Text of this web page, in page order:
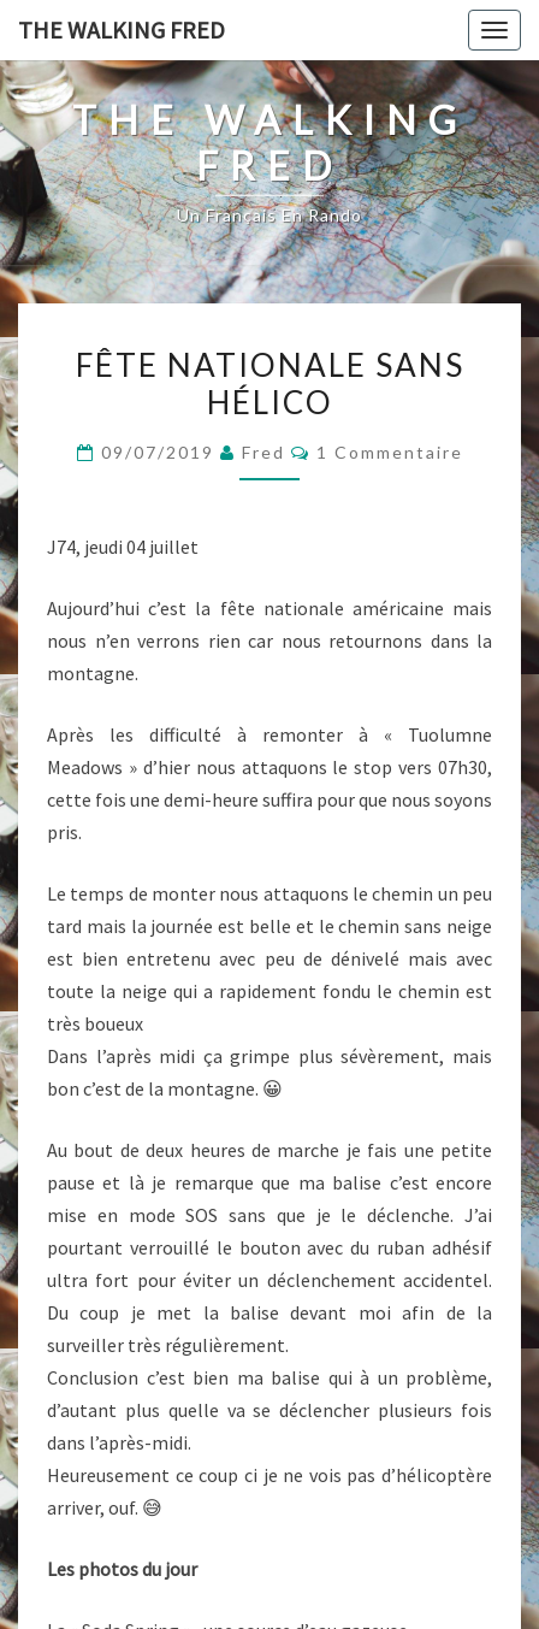
content
THE WALKING FRED
THE WALKING
FRED
Un Français En Rando
NATIONALE
SANS
FÊTE NATIONALE SANS
HÉLICO
09/07/2019 Fred Commentaires
1 Commentaire
J74, jeudi 04 juillet
Aujourd’hui c’est la fête nationale américaine mais
nous n’en verrons rien car nous retournons dans la
montagne.
Après les difficulté à remonter à « Tuolumne
Meadows » d’hier nous attaquons le stop vers 07h30,
cette fois une demi-heure suffira pour que nous soyons
pris.
Le temps de monter nous attaquons le chemin un peu
tard mais la journée est belle et le chemin sans neige
est bien entretenu avec peu de dénivelé mais avec
toute la neige qui a rapidement fondu le chemin est
très boueux
Dans l’après midi ça grimpe plus sévèrement, mais
bon c’est de la montagne. 😀
Au bout de deux heures de marche je fais une petite
pause et là je remarque que ma balise c’est encore
mise en mode SOS sans que je le déclenche. J’ai
pourtant verrouillé le bouton avec du ruban adhésif
ultra fort pour éviter un déclenchement accidentel.
Du coup je met la balise devant moi afin de la
surveiller très régulièrement.
Conclusion c’est bien ma balise qui à un problème,
d’autant plus quelle va se déclencher plusieurs fois
dans l’après-midi.
Heureusement ce coup ci je ne vois pas d’hélicoptère
arriver, ouf. 😅
Les photos du jour